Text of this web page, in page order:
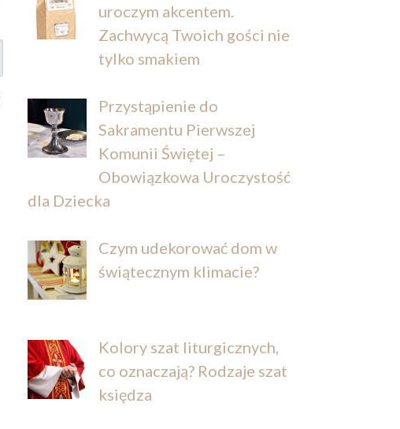
uroczym akcentem.
Zachwycą Twoich gości nie
tylko smakiem
Przystąpienie do
Sakramentu Pierwszej
Komunii Świętej –
Obowiązkowa Uroczystość
dla Dziecka
Czym udekorować dom w
świątecznym klimacie?
Kolory szat liturgicznych,
co oznaczają? Rodzaje szat
księdza